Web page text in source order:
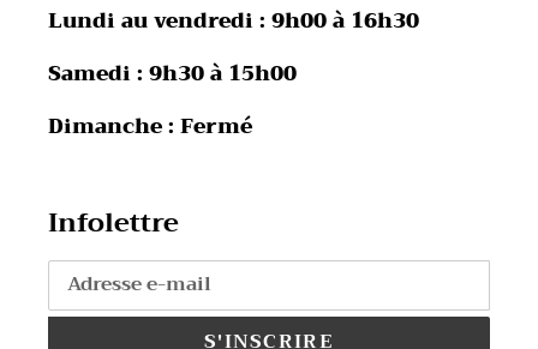
Lundi au vendredi : 9h00 à 16h30
Samedi : 9h30 à 15h00
Dimanche : Fermé
Infolettre
S'INSCRIRE